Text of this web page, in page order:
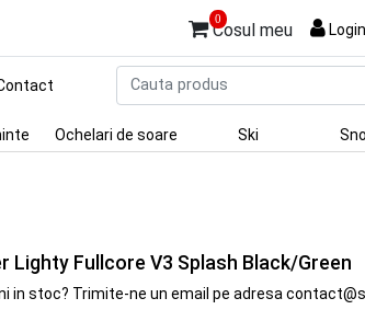
0
Cosul meu
Ochelari de soare Ski
Lighty Fullcore V3 Splash Black/Green
in stoc? Trimite-ne un email pe adresa